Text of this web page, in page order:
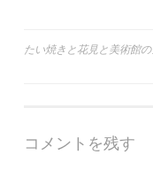
投
たい焼きと花見と美術館の
コメントを残す